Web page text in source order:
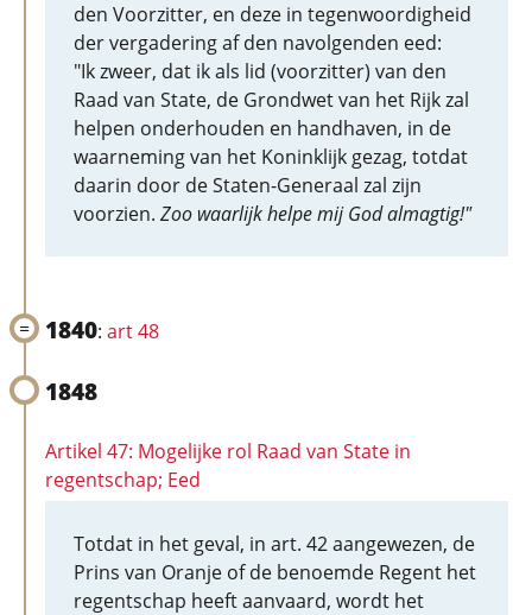
den Voorzitter, en deze in tegenwoordigheid
der vergadering af den navolgenden eed:
"Ik zweer, dat ik als lid (voorzitter) van den
Raad van State, de Grondwet van het Rijk zal
helpen onderhouden en handhaven, in de
waarneming van het Koninklijk gezag, totdat
daarin door de Staten-Generaal zal zijn
voorzien. Zoo waarlijk helpe mij God almagtig!"
1840: art 48
1848
Artikel 47: Mogelijke rol Raad van State in
regentschap; Eed
Totdat in het geval, in art. 42 aangewezen, de
Prins van Oranje of de benoemde Regent het
regentschap heeft aanvaard, wordt het